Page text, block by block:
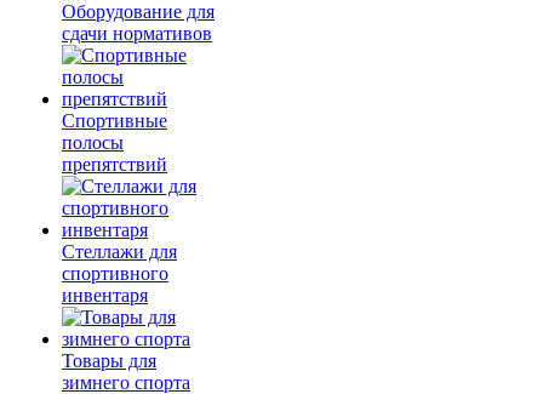
Оборудование для
сдачи нормативов
Спортивные
полосы
препятствий
Стеллажи для
спортивного
инвентаря
Товары для
зимнего спорта